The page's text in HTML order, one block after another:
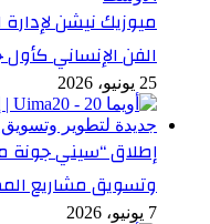
ميوزيك نيشن
الفن الإنساني
25 يونيو، 2026
إطلاق “سيني جونة
وتسويق مشاريع
7 يونيو، 2026